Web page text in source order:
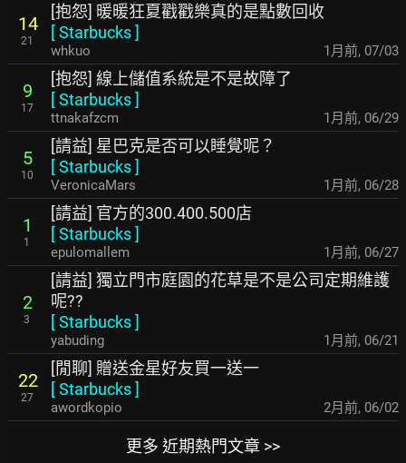
14
21
[抱怨] 暖暖狂夏戳戳樂真的是點數回收
[Starbucks]
whkuo 1月前, 07/03
9
17
[抱怨] 線上儲值系統是不是故障了
[Starbucks]
ttnakafzcm 1月前, 06/29
5
10
[請益] 星巴克是否可以睡覺呢？
[Starbucks]
VeronicaMars 1月前, 06/28
1
1
[請益] 官方的300.400.500店
[Starbucks]
epulomallem 1月前, 06/27
2
3
[請益] 獨立門市庭園的花草是不是公司定期維護
呢??
[Starbucks]
yabuding 1月前, 06/21
22
27
[閒聊] 贈送金星好友買一送一
[Starbucks]
awordkopio 2月前, 06/02
更多 近期熱門文章 >>